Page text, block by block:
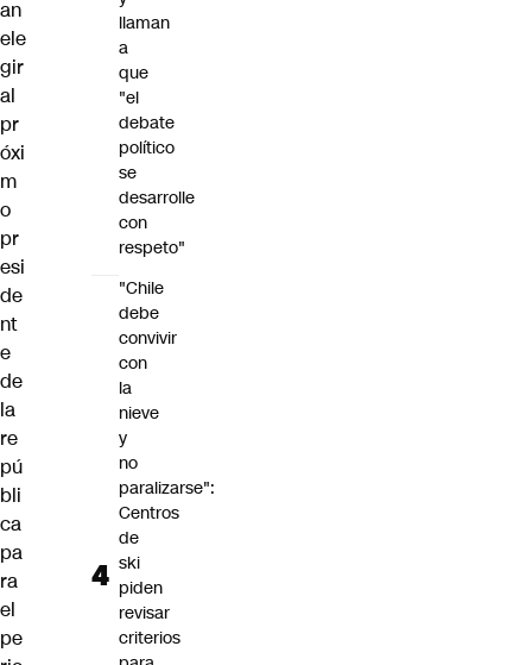
an
ele
gir
al
pr
óxi
m
o
pr
esi
de
nt
e
de
la
re
pú
bli
ca
pa
ra
el
pe
llaman
a
que
"el
debate
político
se
desarrolle
con
respeto"
"Chile
debe
convivir
con
la
nieve
y
no
paralizarse":
Centros
de
ski
piden
revisar
criterios